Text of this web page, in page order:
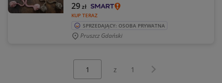
KUP TERAZ
29zł
SPRZEDAJĄCY: OSOBA PRYWATNA
Pruszcz Gdański
z 1 Następna strona